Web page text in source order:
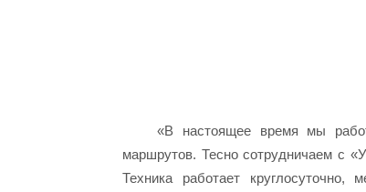
«В настоящее время мы
маршрутов. Тесно сотрудничаем с
Техника работает